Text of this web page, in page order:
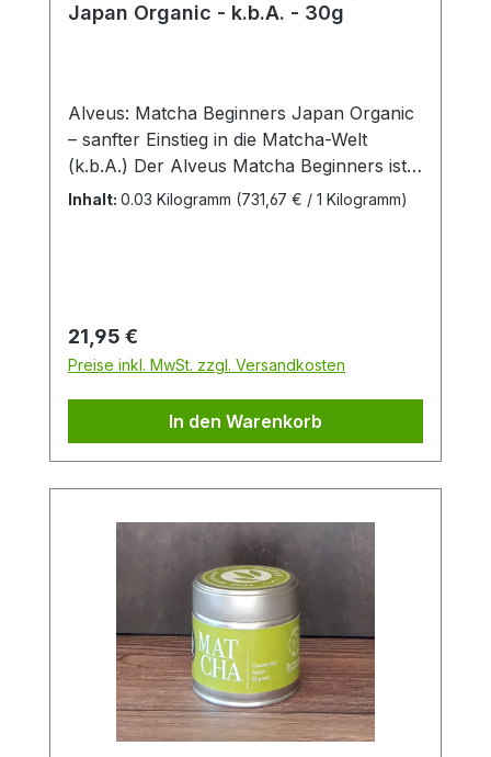
Japan Organic - k.b.A. - 30g
Alveus: Matcha Beginners Japan Organic
– sanfter Einstieg in die Matcha-Welt
(k.b.A.) Der Alveus Matcha Beginners ist
der perfekte Bio-Matcha für Einsteiger, die
Methode zu feinem, leuchtend grünem
Pulver vermahlen. Ob als klassischer Tee,
cremiger Matcha Latte oder in Smoothies,
dieser Matcha überzeugt durch seine
Vielseitigkeit und
Bekömmlichkeit. Geschmacklich stärker
auch mit Milch oder Sojamilch genossen
werden.Zutaten:Japan Bio-Matcha aus
kontrolliert-biologischem Anbau
Inhalt: 0.03 Kilogramm (731,67 € / 1 Kilogramm)
Regulärer Preis:
21,95 €
Preise inkl. MwSt. zzgl. Versandkosten
In den Warenkorb